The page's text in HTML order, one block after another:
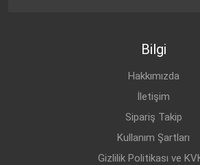
Bilgi
Hakkımızda
İletişim
Sipariş Takip
Kullanım Şartları
Gizlilik Politikası ve